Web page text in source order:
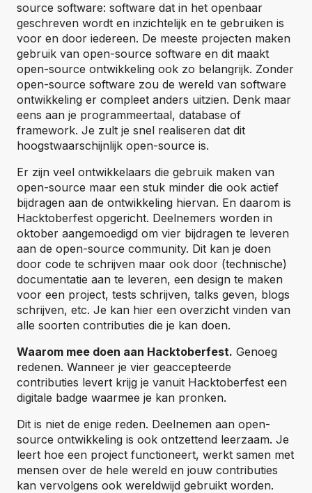
source software: software dat in het openbaar
geschreven wordt en inzichtelijk en te gebruiken is
voor en door iedereen. De meeste projecten maken
gebruik van open-source software en dit maakt
open-source ontwikkeling ook zo belangrijk. Zonder
open-source software zou de wereld van software
ontwikkeling er compleet anders uitzien. Denk maar
eens aan je programmeertaal, database of
framework. Je zult je snel realiseren dat dit
hoogstwaarschijnlijk open-source is.
Er zijn veel ontwikkelaars die gebruik maken van
open-source maar een stuk minder die ook actief
bijdragen aan de ontwikkeling hiervan. En daarom is
Hacktoberfest opgericht. Deelnemers worden in
oktober aangemoedigd om vier bijdragen te leveren
aan de open-source community. Dit kan je doen
door code te schrijven maar ook door (technische)
documentatie aan te leveren, een design te maken
voor een project, tests schrijven, talks geven, blogs
schrijven, etc. Je kan hier een overzicht vinden van
alle soorten contributies die je kan doen.
Waarom mee doen aan Hacktoberfest. Genoeg
redenen. Wanneer je vier geaccepteerde
contributies levert krijg je vanuit Hacktoberfest een
digitale badge waarmee je kan pronken.
Dit is niet de enige reden. Deelnemen aan open-
source ontwikkeling is ook ontzettend leerzaam. Je
leert hoe een project functioneert, werkt samen met
mensen over de hele wereld en jouw contributies
kan vervolgens ook wereldwijd gebruikt worden.